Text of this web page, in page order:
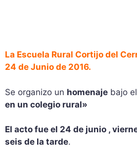
La Escuela Rural Cortijo del
24 de Junio de 2016.
Se organizo un homenaje bajo
en un colegio rural»
El acto fue el 24 de junio ,
seis de la tarde.